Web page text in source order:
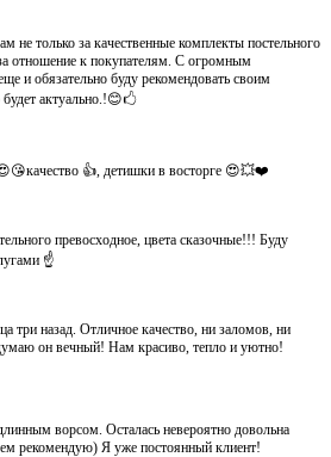
не только за качественные комплекты постельного
отношение к покупателям. С огромным
и обязательно буду рекомендовать своим
будет актуально.!😊🖒
👍, детишки в восторге 😍💥❤️
превосходное, цвета сказочные!!! Буду
☝️
три назад. Отличное качество, ни заломов, ни
он вечный! Нам красиво, тепло и уютно!
ворсом. Осталась невероятно довольна
рекомендую) Я уже постоянный клиент!